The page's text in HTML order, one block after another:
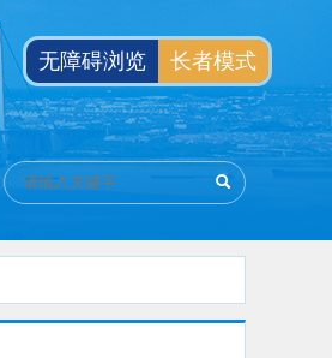
无障碍浏览 长者模式